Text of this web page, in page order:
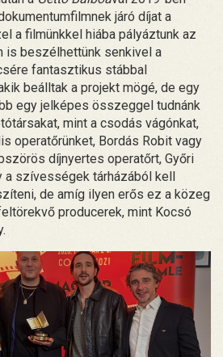
járó díjat a
a filmünkkel hiába pályáztunk az
is beszélhettünk senkivel a
fantasztikus stábbal
beálltak a projekt mögé, de egy
egy jelképes összeggel tudnánk
mint a csodás vágónkat,
operatőrünket, Bordás Robit vagy
díjnyertes operatőrt, Győri
a szívességek tárházából kell
de amíg ilyen erős ez a közeg
producerek, mint Kocsó